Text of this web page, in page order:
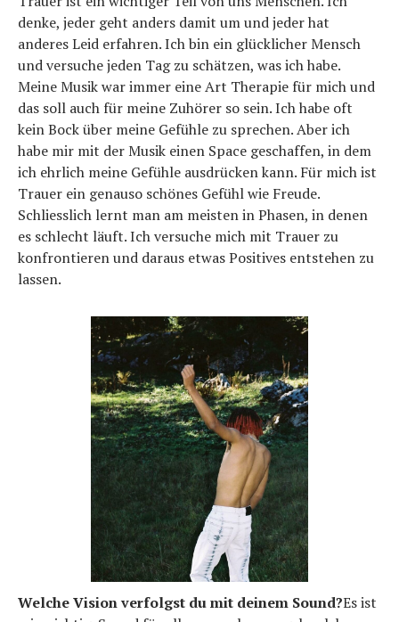
denke, jeder geht anders damit um und jeder hat
anderes Leid erfahren. Ich bin ein glücklicher Mensch
und versuche jeden Tag zu schätzen, was ich habe.
Meine Musik war immer eine Art Therapie für mich und
das soll auch für meine Zuhörer so sein. Ich habe oft
kein Bock über meine Gefühle zu sprechen. Aber ich
habe mir mit der Musik einen Space geschaffen, in dem
ich ehrlich meine Gefühle ausdrücken kann. Für mich ist
Trauer ein genauso schönes Gefühl wie Freude.
Schliesslich lernt man am meisten in Phasen, in denen
es schlecht läuft. Ich versuche mich mit Trauer zu
konfrontieren und daraus etwas Positives entstehen zu
lassen.
Welche Vision verfolgst du mit deinem Sound?Es ist